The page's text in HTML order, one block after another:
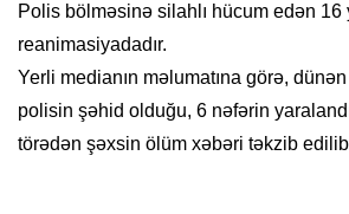
Polis bölməsinə silahlı hücum edən 16
reanimasiyadadır.
Yerli medianın məlumatına görə,
polisin şəhid olduğu, 6 nəfərin
törədən şəxsin ölüm xəbəri təkzib